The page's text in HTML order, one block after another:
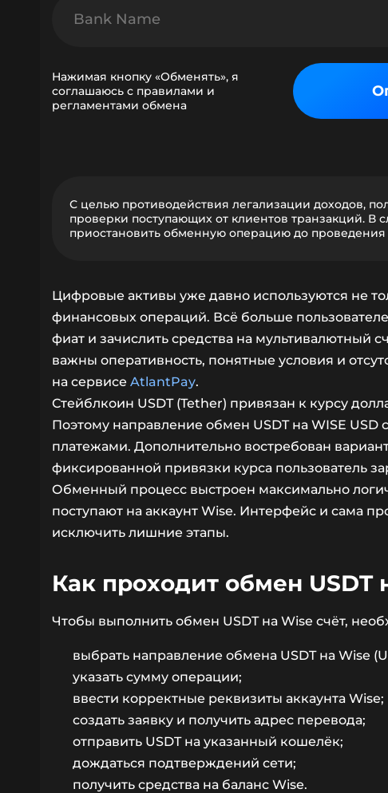
Нажимая кнопку «Обменять», я
соглашаюсь с правилами и
регламентами обмена
С целью противодействия легализации доходов,
проверки поступающих от клиентов транзакций. В
приостановить обменную операцию до проведения
Цифровые активы уже давно используются не
финансовых операций. Всё больше
фиат и зачислить средства на мультивалютный
важны оперативность, понятные условия и
на сервисеAtlantPay.
Стейблкоин USDT (Tether) привязан к курсу
Поэтому направление обмен USDT на WISE
платежами. Дополнительно востребован
фиксированной привязки курса пользователь
Обменный процесс выстроен максимально
поступают на аккаунт Wise. Интерфейс и сама
исключить лишние этапы.
Как проходит обмен USDT
Чтобы выполнить обмен USDT на Wise счёт,
выбрать направление обмена USDT на Wise
указать сумму операции;
ввести корректные реквизиты аккаунта Wise;
создать заявку и получить адрес перевода;
отправить USDT на указанный кошелёк;
дождаться подтверждений сети;
получить средства на баланс Wise.